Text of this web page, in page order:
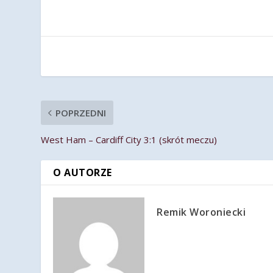
POPRZEDNI
West Ham – Cardiff City 3:1 (skrót meczu)
O AUTORZE
Remik Woroniecki